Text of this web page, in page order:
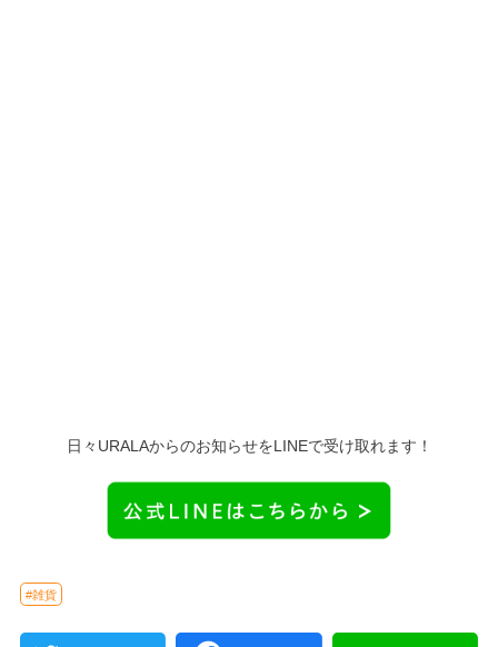
日々URALAからのお知らせをLINEで受け取れます！
#雑貨